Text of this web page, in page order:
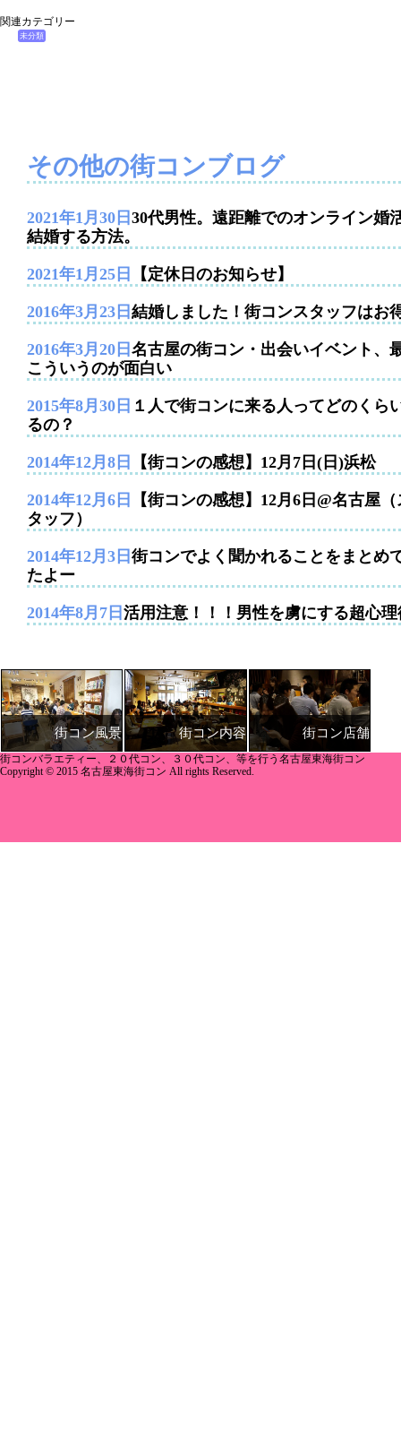
関連カテゴリー
未分類
その他の街コンブログ
2021年1月30日 30代男性。遠距離でのオンライン婚
結婚する方法。
2021年1月25日 【定休日のお知らせ】
2016年3月23日 結婚しました！街コンスタッフはお
2016年3月20日 名古屋の街コン・出会いイベント、
こういうのが面白い
2015年8月30日 １人で街コンに来る人ってどのくら
るの？
2014年12月8日 【街コンの感想】12月7日(日)浜松
2014年12月6日
【街コンの感想】12月6日@名古屋（
タッフ）
2014年12月3日 街コンでよく聞かれることをまとめ
たよー
2014年8月7日 活用注意！！！男性を虜にする超心理
街コン風景 街コン内容 街コン店舗
街コンバラエティー、２０代コン、３０代コン、等を行う名古屋東海街コン
Copyright © 2015 名古屋東海街コン All rights Reserved.